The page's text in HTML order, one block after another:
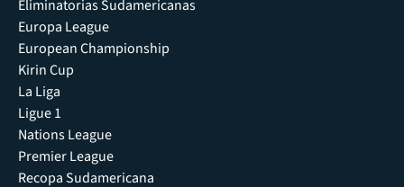
Eliminatorias Sudamericanas
Europa League
European Championship
Kirin Cup
La Liga
Ligue 1
Nations League
Premier League
Recopa Sudamericana